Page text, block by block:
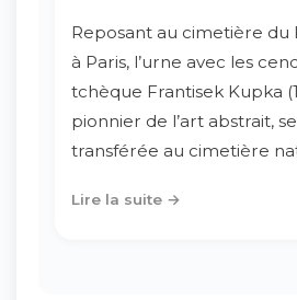
Reposant au cimetière du
à Paris, l’urne avec les
tchèque Frantisek Kupka
pionnier de l’art abstrait,
transférée au cimetière
Lire la suite →